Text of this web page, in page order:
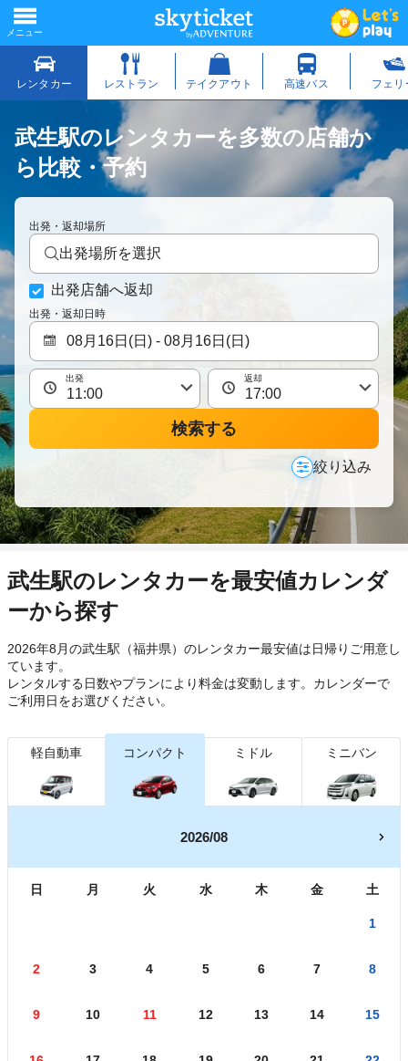
武生駅のレンタカーを多数の店舗か
ら比較・予約
出発・返却場所
出発場所を選択
出発店舗へ返却
出発・返却日時
出発 返却
検索する
絞り込み
武生駅のレンタカーを最安値カレンダ
ーから探す
2026年8月の武生駅（福井県）のレンタカー最安値は日帰り ご用意し
ています。
レンタルする日数やプランにより料金は変動します。カレンダーで
ご利用日をお選びください。
軽自動車 コンパクト ミドル ミニバン
2026/08
日 月 火 水 木 金 土
1
2 3 4 5 6 7 8
9 10 11 12 13 14 15